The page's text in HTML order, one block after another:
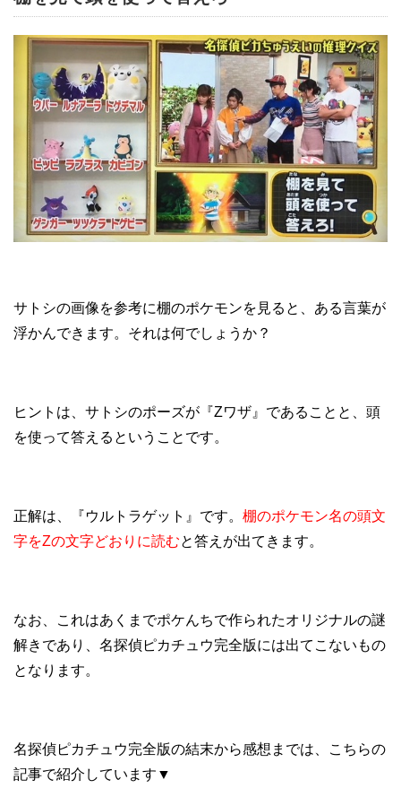
サトシの画像を参考に棚のポケモンを見ると、ある言葉が
浮かんできます。それは何でしょうか？
ヒントは、サトシのポーズが『Zワザ』であることと、頭
を使って答えるということです。
正解は、『ウルトラゲット』です。 棚のポケモン名の頭文
字をZの文字どおりに読むと答えが出てきます。
なお、これはあくまでポケんちで作られたオリジナルの謎
解きであり、名探偵ピカチュウ完全版には出てこないもの
となります。
名探偵ピカチュウ完全版の結末から感想までは、こちらの
記事で紹介しています▼